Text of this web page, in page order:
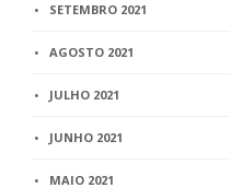
SETEMBRO 2021
AGOSTO 2021
JULHO 2021
JUNHO 2021
MAIO 2021